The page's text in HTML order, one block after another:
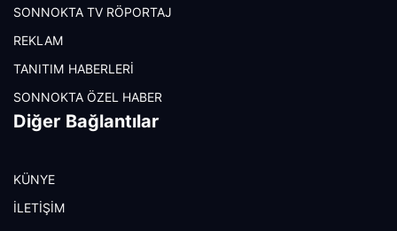
SONNOKTA TV RÖPORTAJ
REKLAM
TANITIM HABERLERİ
SONNOKTA ÖZEL HABER
Diğer Bağlantılar
KÜNYE
İLETİŞİM